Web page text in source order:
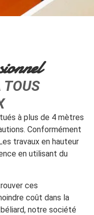
TOUS
à plus de 4 mètres
Conformément
travaux en hauteur
en utilisant du
ces
coût dans la
notre société